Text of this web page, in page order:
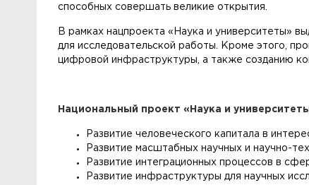
способных совершать великие открытия.
В рамках нацпроекта «Наука и университеты»
для исследовательской работы. Кроме этого,
цифровой инфраструктуры, а также созданию
Национальный проект «Наука и
Развитие человеческого капитала в
Развитие масштабных научных и научно-
Развитие интеграционных процессов в
Развитие инфраструктуры для научных